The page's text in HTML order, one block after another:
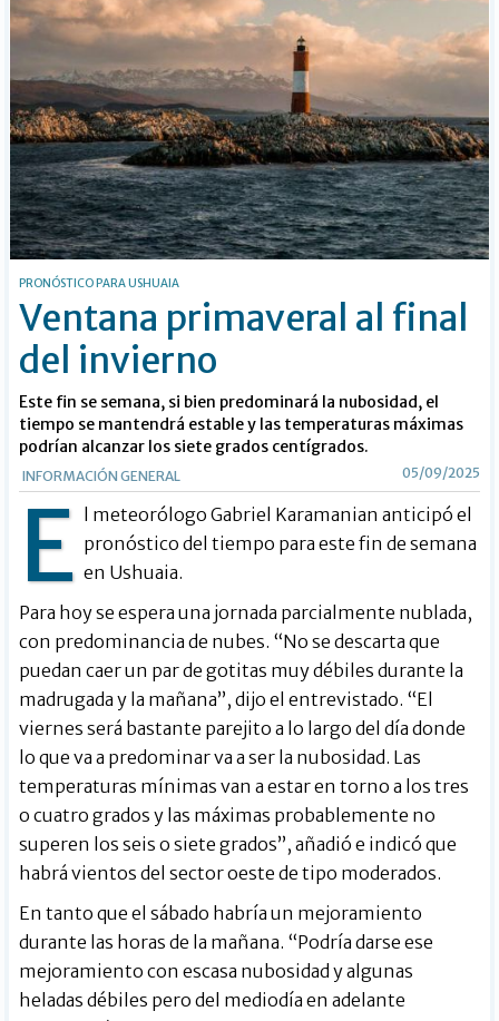
PRONÓSTICO PARA USHUAIA
Ventana primaveral al final
del invierno
Este fin se semana, si bien predominará la nubosidad, el
tiempo se mantendrá estable y las temperaturas máximas
podrían alcanzar los siete grados centígrados.
INFORMACIÓN GENERAL 05/09/2025
E l meteorólogo Gabriel Karamanian anticipó el
pronóstico del tiempo para este fin de semana
en Ushuaia.
Para hoy se espera una jornada parcialmente nublada,
con predominancia de nubes. “No se descarta que
puedan caer un par de gotitas muy débiles durante la
madrugada y la mañana”, dijo el entrevistado. “El
viernes será bastante parejito a lo largo del día donde
lo que va a predominar va a ser la nubosidad. Las
temperaturas mínimas van a estar en torno a los tres
o cuatro grados y las máximas probablemente no
superen los seis o siete grados”, añadió e indicó que
habrá vientos del sector oeste de tipo moderados.
En tanto que el sábado habría un mejoramiento
durante las horas de la mañana. “Podría darse ese
mejoramiento con escasa nubosidad y algunas
heladas débiles pero del mediodía en adelante